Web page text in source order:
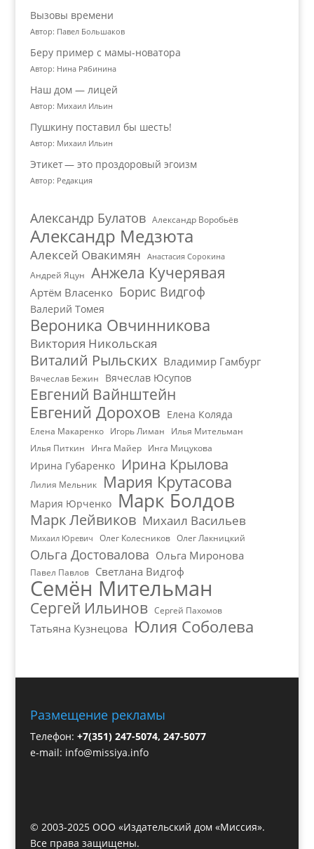
Вызовы времени
Автор: Павел Большаков
Беру пример с мамы-новатора
Автор: Нина Рябинина
Наш дом — лицей
Автор: Михаил Ильин
Пушкину поставил бы шесть!
Автор: Михаил Ильин
Этикет — это проздоровый эгоизм
Автор: Редакция
Александр Булатов Александр Воробьёв
Александр Медзюта
Алексей Овакимян Анастасия Сорокина
Андрей Яцун Анжела Кучерявая
Артём Власенко Борис Видгоф
Валерий Томея
Вероника Овчинникова
Виктория Никольская
Виталий Рыльских Владимир Гамбург
Вячеслав Бежин Вячеслав Юсупов
Евгений Вайнштейн
Евгений Дорохов Елена Коляда
Елена Макаренко Игорь Лиман
Илья Мительман
Илья Питкин
Инга Майер Инга Мицукова
Ирина Губаренко Ирина Крылова
Лилия Мельник Мария Крутасова
Мария Юрченко Марк Болдов
Марк Лейвиков Михаил Васильев
Михаил Юревич Олег Колесников Олег Лакницкий
Ольга Достовалова Ольга Миронова
Павел Павлов Светлана Видгоф
Семён Мительман
Сергей Ильинов Сергей Пахомов
Татьяна Кузнецова Юлия Соболева
Размещение рекламы
Телефон: +7(351) 247-5074, 247-5077
e-mail: info@missiya.info
© 2003-2025 ООО «Издательский дом «Миссия».
Все права защищены.